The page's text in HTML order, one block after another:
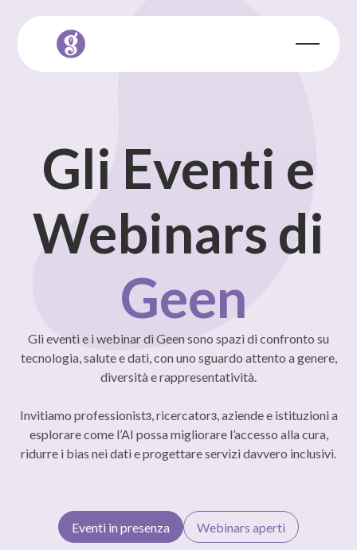
Gli Eventi e
Webinars di
Geen
Gli eventi e i webinar di Geen sono spazi di confronto su
tecnologia, salute e dati, con uno sguardo attento a genere,
diversità e rappresentatività.
Invitiamo professionistɜ, ricercatorɜ, aziende e istituzioni a
esplorare come l’AI possa migliorare l’accesso alla cura,
ridurre i bias nei dati e progettare servizi davvero inclusivi.
Eventi in presenza Webinars aperti